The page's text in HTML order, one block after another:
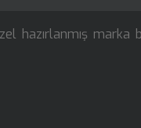
hazırlanmış